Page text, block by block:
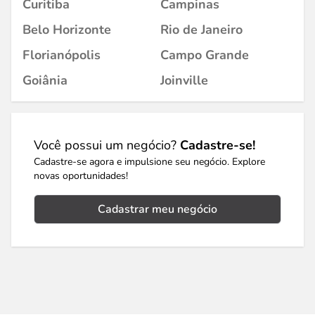
Curitiba
Campinas
Belo Horizonte
Rio de Janeiro
Florianópolis
Campo Grande
Goiânia
Joinville
Você possui um negócio? Cadastre-se!
Cadastre-se agora e impulsione seu negócio. Explore
novas oportunidades!
Cadastrar meu negócio